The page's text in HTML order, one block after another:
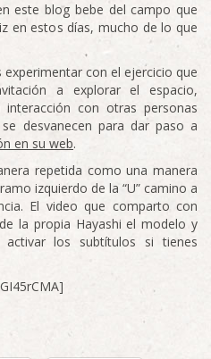
este blog bebe del campo que
en estos días, mucho de lo que
con el ejercicio que
a explorar el espacio,
con otras personas
desvanecen para dar paso a
en su web.
repetida como una manera
izquierdo de la “U” camino a
El video que comparto con
la propia Hayashi el modelo y
activar los subtítulos si tienes